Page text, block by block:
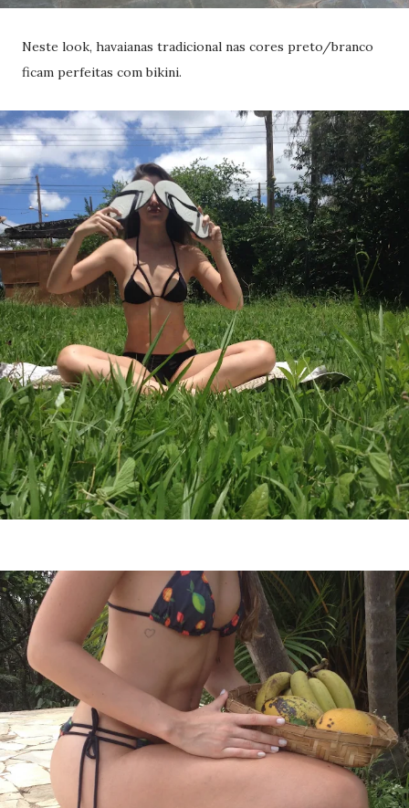
Neste look, havaianas tradicional nas cores preto/branco
ficam perfeitas com bikini.